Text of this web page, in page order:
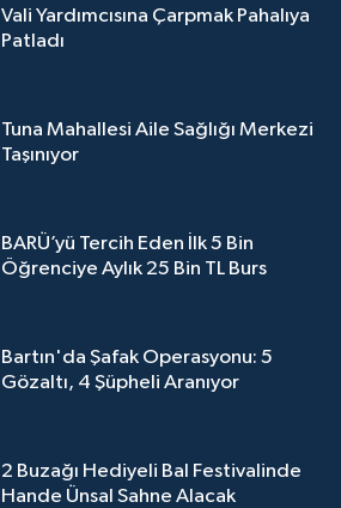
Vali Yardımcısına Çarpmak Pahalıya
Patladı
Tuna Mahallesi Aile Sağlığı Merkezi
Taşınıyor
BARÜ’yü Tercih Eden İlk 5 Bin
Öğrenciye Aylık 25 Bin TL Burs
Bartın'da Şafak Operasyonu: 5
Gözaltı, 4 Şüpheli Aranıyor
2 Buzağı Hediyeli Bal Festivalinde
Hande Ünsal Sahne Alacak